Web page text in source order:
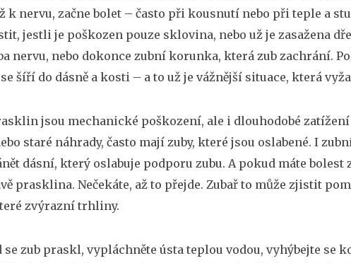
k nervu, začne bolet – často při kousnutí nebo při teple a
jestli je poškozen pouze sklovina, nebo už je zasažena
nervu, nebo dokonce zubní korunka, která zub zachrání.
šíří do dásně a kosti – a to už je vážnější situace, která
jsou mechanické poškození, ale i dlouhodobé
staré náhrady, často mají zuby, které jsou oslabené. I
dásní, který oslabuje podporu zubu. A pokud mátebolest
prasklina. Nečekáte, až to přejde. Zubař to může zjistit
zvýrazní trhliny.
se zub praskl, vypláchněte ústa teplou vodou, vyhýbejte se